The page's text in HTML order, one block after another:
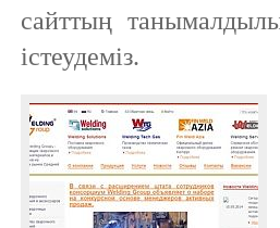
сайттың
істеудеміз.